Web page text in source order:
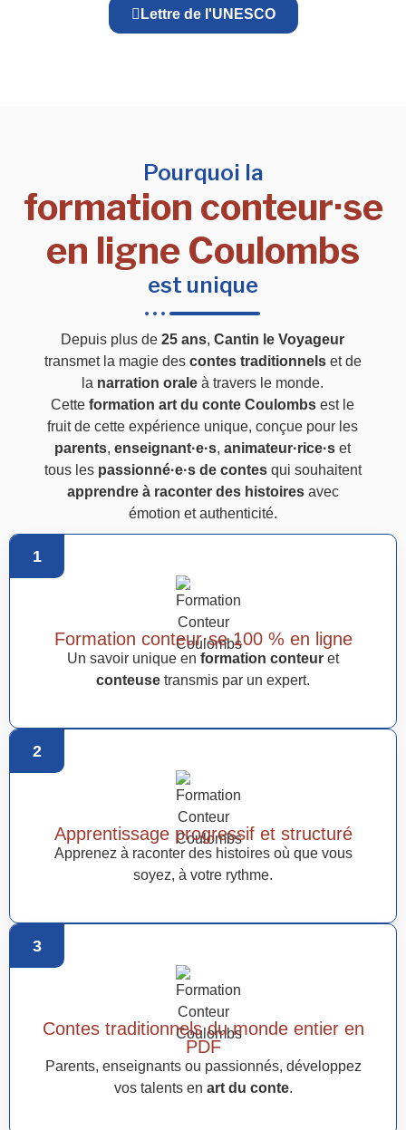
Lettre de l'UNESCO
Pourquoi la
formation conteur·se
en ligne Coulombs
est unique
Depuis plus de25 ans,Cantin le Voyageur
transmet la magie des contes traditionnelset de
la narration orale à travers le monde.
Cetteformation art du conte Coulombs est le
fruit de cette expérience unique, conçue pour les
parents,enseignant·e·s,animateur·rice·s et
tous les passionné·e·s de contesqui souhaitent
apprendre à raconter des histoiresavec
émotion et authenticité.
1
Formation conteur·se 100 % en ligne
Un savoir unique en formation conteur et
conteuse transmis par un expert.
2
Apprentissage progressif et structuré
Apprenez à raconter des histoires où que vous
soyez, à votre rythme.
3
Contes traditionnels du monde entier en
PDF
Parents, enseignants ou passionnés, développez
vos talents en art du conte.